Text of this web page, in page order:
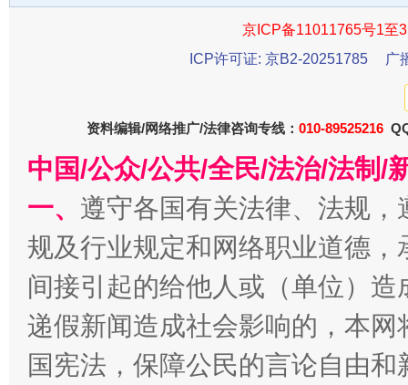
受贿1.44亿！段成刚被判无期 从幼
全民健身五年计划来了！等你上场
京ICP备11011765号1至
ICP许可证: 京B2-20251785
广
资料编辑/网络推广/法律咨询专线： 010-89525216
中国/公众/公共/全民/法治/法制/
一、 遵守各国有关法律、法规
规及行业规定和网络职业道德
间接引起的给他人或（单位）
递假新闻造成社会影响的，本
国宪法，保障公民的言论自由